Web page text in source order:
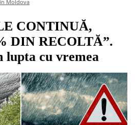
Moldova
CONTINUĂ,
DIN RECOLTĂ”.
cu vremea